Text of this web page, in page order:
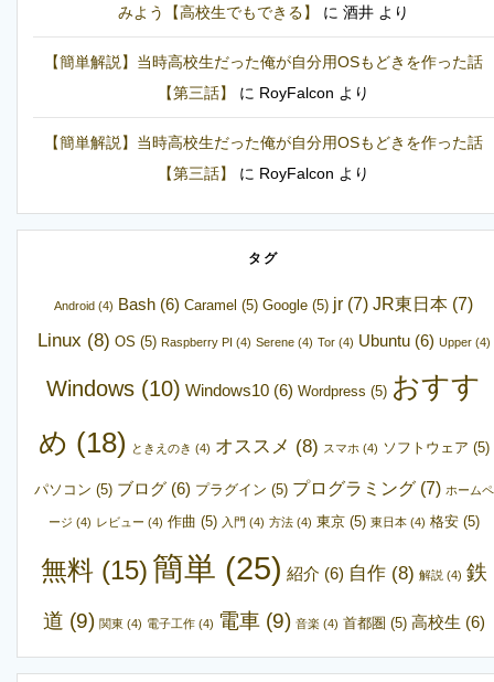
みよう【高校生でもできる】
に 酒井 より
【簡単解説】当時高校生だった俺が自分用OSもどきを作った話
【第三話】
に RoyFalcon より
【簡単解説】当時高校生だった俺が自分用OSもどきを作った話
【第三話】
に RoyFalcon より
タグ
Android (4) Bash (6) Caramel (5) Google (5) jr (7) JR東日本 (7)
Linux (8) OS (5) Raspberry PI (4) Serene(4) Tor(4) Ubuntu(6) Upper(4)
Windows (10) Windows10 (6) Wordpress (5) おすす
め (18) ときえのき (4) オススメ (8) スマホ (4) ソフトウェア (5)
パソコン (5) ブログ(6) プラグイン (5) プログラミング(7) ホームペ
ージ (4) レビュー (4) 作曲 (5) 入門 (4) 方法(4) 東京(5) 東日本(4) 格安(5)
無料(15) 簡単 (25) 紹介 (6) 自作(8) 解説 (4) 鉄
道 (9) 関東(4) 電子工作(4) 電車(9) 音楽 (4) 首都圏 (5) 高校生 (6)